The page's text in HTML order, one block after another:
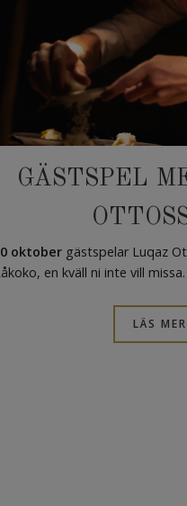
GÄSTSPEL
oktobergästspelar Luqaz
en kväll ni inte vill missa.
LÄS MER